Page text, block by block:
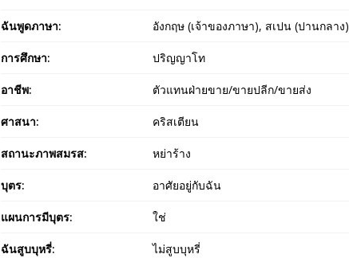
ฉันพูดภาษา: อังกฤษ (เจ้าของภาษา), สเปน (ปานกลาง)
การศึกษา: ปริญญาโท
อาชีพ: ตัวแทนฝ่ายขาย/ขายปลีก/ขายส่ง
ศาสนา: คริสเตียน
สถานะภาพสมรส: หย่าร้าง
บุตร: อาศัยอยู่กับฉัน
แผนการมีบุตร: ใช่
ฉันสูบบุหรี่: ไม่สูบบุหรี่